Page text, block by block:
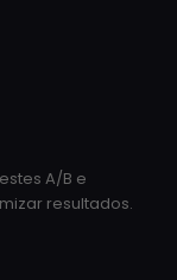
A/B e
resultados.